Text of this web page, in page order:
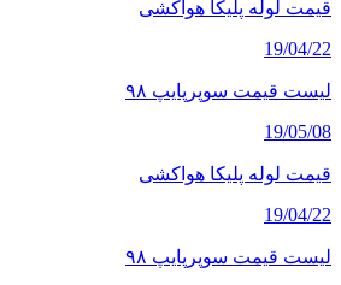
قیمت لوله پلیکا هواکشی
19/04/22
لیست قیمت سوپرپایپ ۹۸
19/05/08
قیمت لوله پلیکا هواکشی
19/04/22
لیست قیمت سوپرپایپ ۹۸